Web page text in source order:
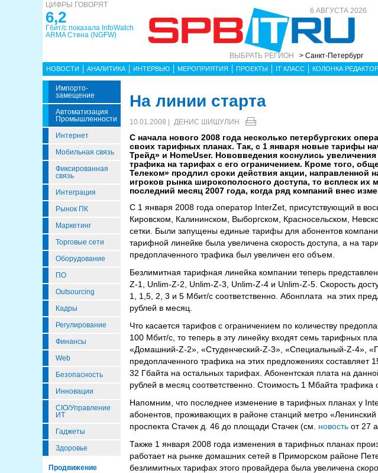
ЦИФРЫ ГОВОРЯТ
6,2
Гбит/с показала InfoWatch
ARMA Стена (NGFW)
6 АВГУСТА 2026
ВЫБРАТЬ РЕГИОН > Санкт-Петербург
НОВОСТИ АНАЛИТИКА ИНТЕРВЬЮ МЕРОПРИЯТИЯ ПРОЕКТЫ IT КЛАСС КОЛОНКА
Импорто­
Замещение
Автоматизация
Промышленности
Интернет
Мобильная связь
Фиксированная
связь
Интеграция
Рынок ПК
Маркетинг
Торговые сети
Оборудование
ПО
Outsourcing
Кадры
Регулирование
Финансы
Web
Безопасность
Инновации
CIO/Управление
ИТ
Гаджеты
Здоровье
Продвижение
На линии старта
10.01.2008 | ДЕНИС ШИШУЛИН
С начала нового 2008 года несколько петербургских
своих тарифных планах. Так, с 1 января новые тарифы
Трейд» и HomeUser. Нововведения коснулись
трафика на тарифах с его ограничением. Кроме того,
Телеком» продлил сроки действия акции, направленной
игроков рынка широкополосного доступа, то всплеск их
последний месяц 2007 года, когда ряд компаний внес
С 1 января 2008 года оператор InterZet, присутствующий в
Кировском, Калининском, Выборгском, Красносельском,
сетки. Были запущены единые тарифы для абонентов
тарифной линейке была увеличена скорость доступа, а на
предоплаченного трафика был увеличен его объем.
Безлимитная тарифная линейка компании теперь
Z-1, Unlim-Z-2, Unlim-Z-3, Unlim-Z-4 и Unlim-Z-5. Скорость
1, 1,5, 2, 3 и 5 Мбит/с соответственно. Абонплата на этих
рублей в месяц.
Что касается тарифов с ограничением по количеству
100 Мбит/с, то теперь в эту линейку входят семь тарифных
«Домашний-Z-2», «Студенческий-Z-3», «Специальный-Z-4»,
предоплаченного трафика на этих предложениях
32 Гбайта на остальных тарифах. Абонентская плата на
рублей в месяц соответственно. Стоимость 1 Мбайта трафика
Напомним, что последнее изменение в тарифных планах у
абонентов, проживающих в районе станций метро «Ленинский
проспекта Стачек д. 46 до площади Стачек (см. новость от 27
Также 1 января 2008 года изменения в тарифных планах
работает на рынке домашних сетей в Приморском районе
безлимитных тарифах этого провайдера была увеличена